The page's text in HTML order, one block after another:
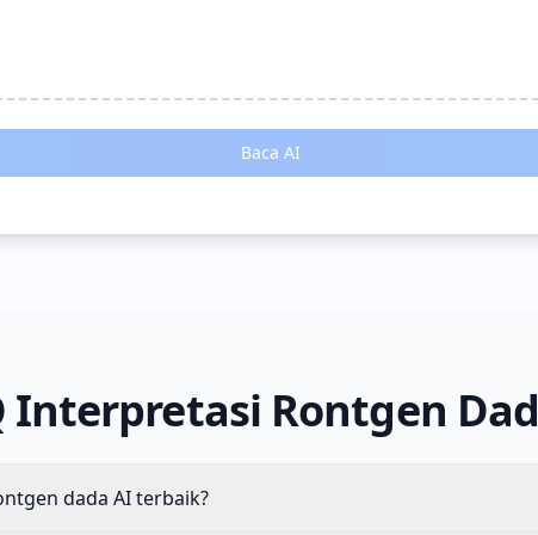
Baca AI
Interpretasi Rontgen
dada AI terbaik?